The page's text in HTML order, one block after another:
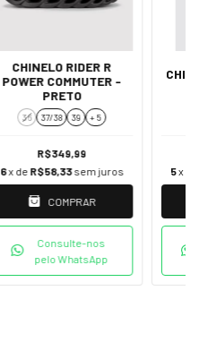
CHINELO RIDER R
POWER COMMUTER -
PRETO
36 37/38 39 + 5
R$349,99
6x de R$58,33sem juros
COMPRAR
Consulte-nos
pelo WhatsApp
5x